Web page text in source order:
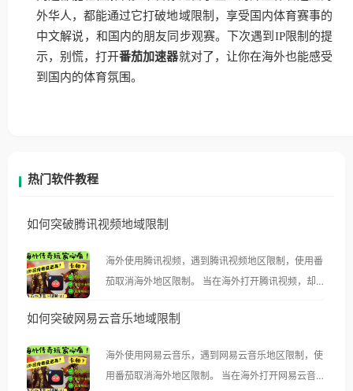
外华人，都能通过它打破地域限制，享受国内体育赛事的
中文解说，和国内的朋友同步观赛。下次遇到IP限制的提
示，别慌，打开番茄加速器就对了，让你在海外也能感受
到国内的体育氛围。
热门软件教程
如何突破腾讯视频地域限制
海外使用腾讯视频，遇到腾讯视频地区限制，使用番
茄取消海外地区限制。 当在海外打开腾讯视频，却突
示语。 海外用户如香港、澳门、台湾、美国、加拿
像其他音乐平台一样，出现地区及版权限制问题，且
仅能在中国大陆地区播放。 遇到这个问题的朋友们，
如何突破网易云音乐地域限制
海外使用网易云音乐，遇到网易云音乐地区限制，使
用番茄取消海外地区限制。 当在海外打开网易云音